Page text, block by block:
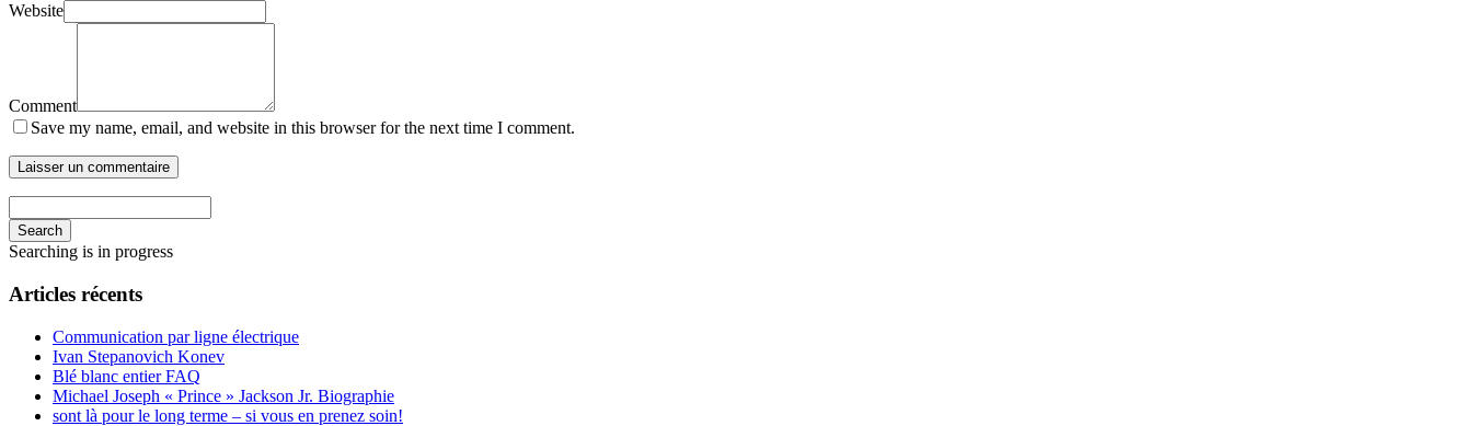
Website
Comment
Save my name, email, and website in this browser for the next time I comment.
Search
Searching is in progress
Articles récents
Communication par ligne électrique
Ivan Stepanovich Konev
Blé blanc entier FAQ
Michael Joseph « Prince » Jackson Jr. Biographie
sont là pour le long terme – si vous en prenez soin!